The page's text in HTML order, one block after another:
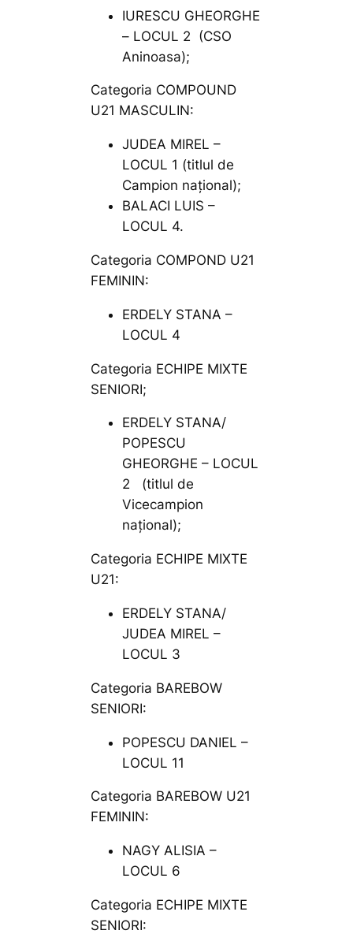
IURESCU GHEORGHE
– LOCUL 2 (CSO
Aninoasa);
Categoria COMPOUND
U21 MASCULIN:
JUDEA MIREL –
LOCUL 1 (titlul de
Campion național);
BALACI LUIS –
LOCUL 4.
Categoria COMPOND U21
FEMININ:
ERDELY STANA –
LOCUL 4
Categoria ECHIPE MIXTE
SENIORI;
ERDELY STANA/
POPESCU
GHEORGHE – LOCUL
2 (titlul de
Vicecampion
național);
Categoria ECHIPE MIXTE
U21:
ERDELY STANA/
JUDEA MIREL –
LOCUL 3
Categoria BAREBOW
SENIORI:
POPESCU DANIEL –
LOCUL 11
Categoria BAREBOW U21
FEMININ:
NAGY ALISIA –
LOCUL 6
Categoria ECHIPE MIXTE
SENIORI: